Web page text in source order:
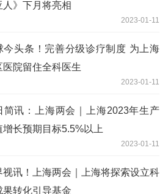
人》下月将亮相
2023-01-11
今头条！完善分级诊疗制度 为上海
医院留住全科医生
2023-01-11
简讯：上海两会｜上海2023年生产
增长预期目标5.5%以上
2023-01-11
视讯！上海两会｜上海将探索设立科
果转化引导基金